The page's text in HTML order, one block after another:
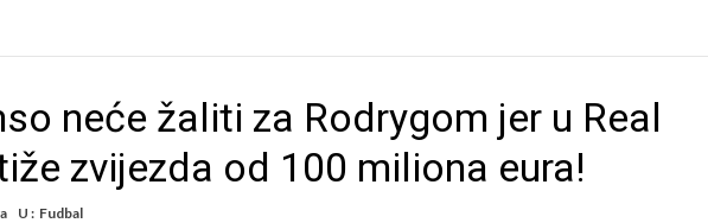
neće žaliti za Rodrygom jer u Real
zvijezda od 100 miliona eura!
U : Fudbal